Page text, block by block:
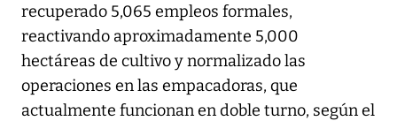
recuperado 5,065 empleos formales,
reactivando aproximadamente 5,000
hectáreas de cultivo y normalizado las
operaciones en las empacadoras, que
actualmente funcionan en doble turno, según el